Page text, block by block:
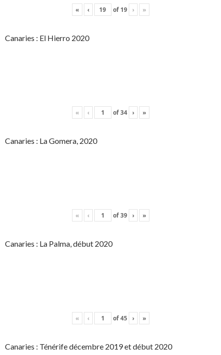
« ‹ of 19 › »
Canaries : El Hierro 2020
« ‹ of34 › »
Canaries : La Gomera, 2020
« ‹ of39 › »
Canaries : La Palma, début 2020
« ‹ of45 › »
Canaries : Ténérife décembre 2019 et début 2020